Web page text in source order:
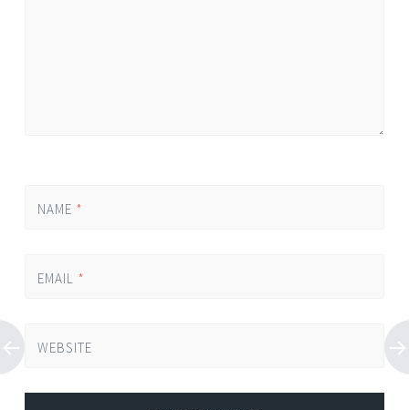
NAME *
EMAIL *
WEBSITE